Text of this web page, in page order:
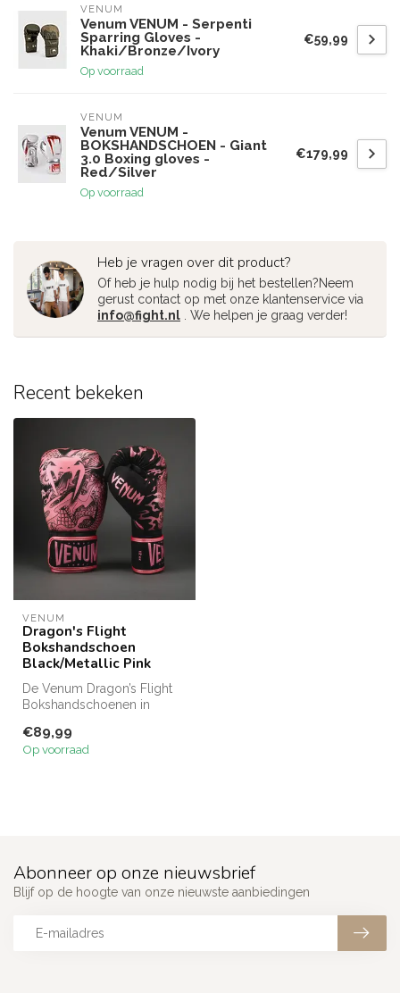
VENUM
Venum VENUM - Serpenti
Sparring Gloves -
Khaki/Bronze/Ivory
Op voorraad
€59,99
VENUM
Venum VENUM -
BOKSHANDSCHOEN - Giant
3.0 Boxing gloves -
Red/Silver
Op voorraad
€179,99
Heb je vragen over dit product?
Of heb je hulp nodig bij het bestellen?Neem
gerust contact op met onze klantenservice via
info@fight.nl . We helpen je graag verder!
Recent bekeken
VENUM
Dragon's Flight
Bokshandschoen
Black/Metallic Pink
De Venum Dragon’s Flight
Bokshandschoenen in
gemaakt va...
€89,99
Op voorraad
Abonneer op onze nieuwsbrief
Blijf op de hoogte van onze nieuwste aanbiedingen